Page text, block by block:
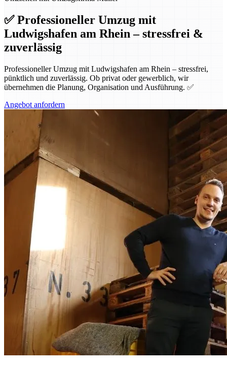
✅ Professioneller Umzug mit
Ludwigshafen am Rhein – stressfrei &
zuverlässig
Professioneller Umzug mit Ludwigshafen am Rhein – stressfrei,
pünktlich und zuverlässig. Ob privat oder gewerblich, wir
übernehmen die Planung, Organisation und Ausführung. ✅
Angebot anfordern